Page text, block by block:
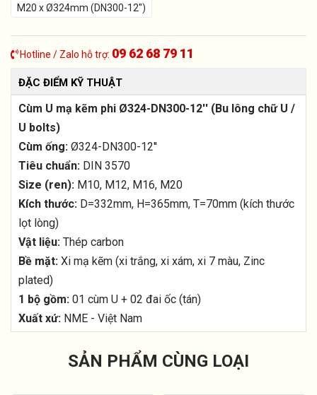
M20 x Ø324mm (DN300-12'')
Hotline / Zalo hỗ trợ: 09 62 68 79 11
ĐẶC ĐIỂM KỸ THUẬT
Cùm U mạ kẽm phi Ø324-DN300-12'' (Bu lông chữ U /
U bolts)
Cùm ống: Ø324-DN300-12''
Tiêu chuẩn: DIN 3570
Size (ren): M10, M12, M16, M20
Kích thước: D=332mm, H=365mm, T=70mm (kích thước
lọt lòng)
Vật liệu: Thép carbon
Bề mặt: Xi mạ kẽm (xi trắng, xi xám, xi 7 màu, Zinc
plated)
1 bộ gồm: 01 cùm U + 02 đai ốc (tán)
Xuất xứ: NME - Việt Nam
SẢN PHẨM CÙNG LOẠI